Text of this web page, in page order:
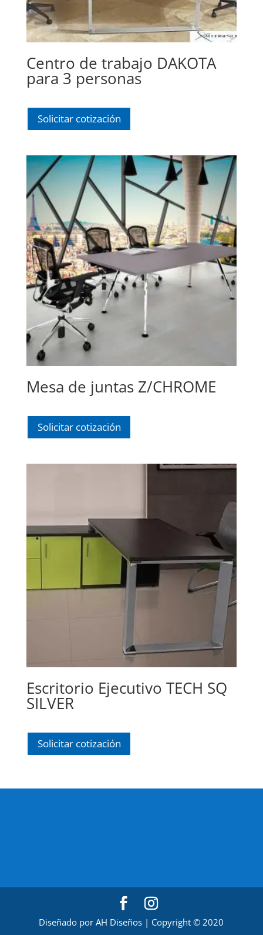
Centro de trabajo DAKOTA
para 3 personas
Solicitar cotización
Mesa de juntas Z/CHROME
Solicitar cotización
Escritorio Ejecutivo TECH SQ
SILVER
Solicitar cotización
Diseñado por AH Diseños | Copyright © 2020